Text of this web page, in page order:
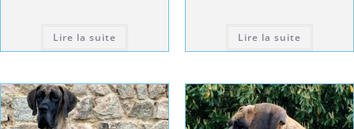
Lire la suite Lire la suite